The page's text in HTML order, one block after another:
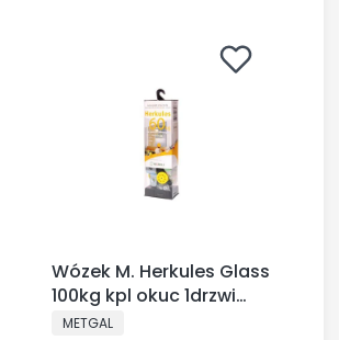
Wózek M. Herkules Glass
100kg kpl okuc 1drzwi
(219-313)
PRODUCENT
METGAL